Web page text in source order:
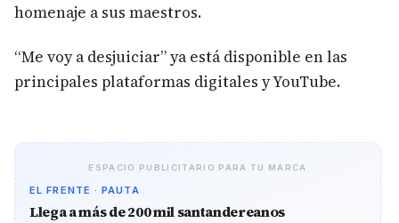
homenaje a sus maestros.
“Me voy a desjuiciar” ya está disponible en las
principales plataformas digitales y YouTube.
ESPACIO PUBLICITARIO PARA TU MARCA
EL FRENTE · PAUTA
Llega a más de 200 mil santandereanos